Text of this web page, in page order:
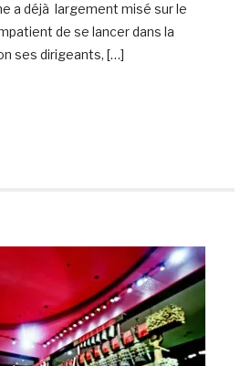
a déjà largement misé sur le
de se lancer dans la
ses dirigeants, […]